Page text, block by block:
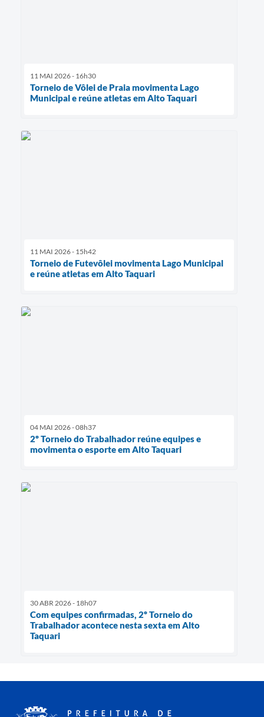
11 MAI 2026 - 16h30
Torneio de Vôlei de Praia movimenta Lago
Municipal e reúne atletas em Alto Taquari
11 MAI 2026 - 15h42
Torneio de Futevôlei movimenta Lago Municipal
e reúne atletas em Alto Taquari
04 MAI 2026 - 08h37
2º Torneio do Trabalhador reúne equipes e
movimenta o esporte em Alto Taquari
30 ABR 2026 - 18h07
Com equipes confirmadas, 2º Torneio do
Trabalhador acontece nesta sexta em Alto
Taquari